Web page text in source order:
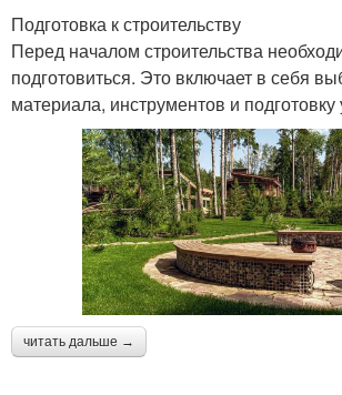
Подготовка к строительству
Перед началом строительства
подготовиться. Это включает в себя
материала, инструментов и подготовку
читать дальше →